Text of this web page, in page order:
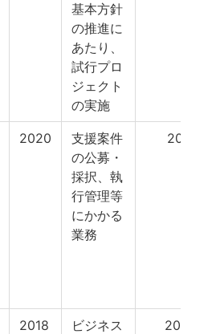
基本方針
の推進に
あたり、
試行プロ
ジェクト
の実施
2020
支援案件
の公募・
採択、執
行管理等
にかかる
業務
201
2018
ビジネス
200